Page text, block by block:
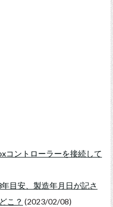
コントローラーを接続して
目安、製造年月日が記さ
こ？ (2023/02/08)